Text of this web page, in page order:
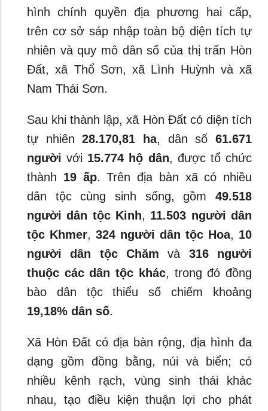
hình chính quyền địa phương hai cấp,
trên cơ sở sáp nhập toàn bộ diện tích tự
nhiên và quy mô dân số của thị trấn Hòn
Đất, xã Thổ Sơn, xã Lình Huỳnh và xã
Nam Thái Sơn.
Sau khi thành lập, xã Hòn Đất có diện tích
tự nhiên28.170,81 ha, dân số61.671
người với 15.774 hộ dân, được tổ chức
thành 19 ấp. Trên địa bàn xã có nhiều
dân tộc cùng sinh sống, gồm 49.518
người dân tộc Kinh, 11.503 người dân
tộc Khmer, 324 người dân tộc Hoa, 10
người dân tộc Chăm và 316 người
thuộc các dân tộc khác, trong đó đồng
bào dân tộc thiểu số chiếm khoảng
19,18% dân số.
Xã Hòn Đất có địa bàn rộng, địa hình đa
dạng gồm đồng bằng, núi và biển; có
nhiều kênh rạch, vùng sinh thái khác
nhau, tạo điều kiện thuận lợi cho phát